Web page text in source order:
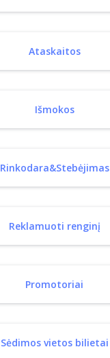
Ataskaitos
Išmokos
Rinkodara&Stebėjimas
Reklamuoti renginį
Promotoriai
Sėdimos vietos bilietai